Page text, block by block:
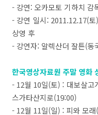
- 강연: 오카모토 기하치 감
- 강연 일시: 2011.12.17(
상영 후
- 강연자: 알렉산더 잘튼(동
한국영상자료원 주말 영화
- 12월 10일(토) : 대보살고
스가타산지로(19:00)
- 12월 11일(일) : 피와 모